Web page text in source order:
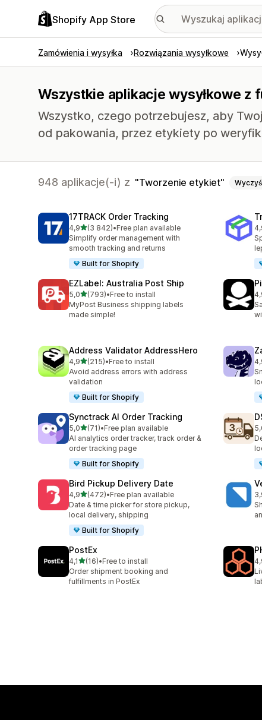
Shopify App Store
Zamówienia i wysyłka Rozwiązania wysyłkowe
Wszystkie aplikacje wysyłkowe z
Wszystko, czego potrzebujesz, aby
od pakowania, przez etykiety po
948 aplikacje(-i) z Tworzenie etykiet
17TRACK Order Tracking
4,9na 5 gwiazdek
(3 842)
Łączna liczba recenzji: 3842
•Free plan available
Simplify order management with
smooth tracking and returns
Built for Shopify
EZLabel: Australia Post Ship
5,0na 5 gwiazdek
(793)
Łączna liczba recenzji: 793
•Free to install
MyPost Business shipping labels
made simple!
Address Validator AddressHero
4,9na 5 gwiazdek
(215)
Łączna liczba recenzji: 215
•Free to install
Avoid address errors with address
validation
Built for Shopify
Synctrack AI Order Tracking
5,0na 5 gwiazdek
(71)
Łączna liczba recenzji: 71
•Free plan available
AI analytics order tracker, track order &
order tracking page
Built for Shopify
Bird Pickup Delivery Date
4,9na 5 gwiazdek
(472)
Łączna liczba recenzji: 472
•Free plan available
Date & time picker for store pickup,
local delivery, shipping
Built for Shopify
PostEx
4,1na 5 gwiazdek
(16)
Łączna liczba recenzji: 16
•Free to install
Order shipment booking and
fulfillments in PostEx